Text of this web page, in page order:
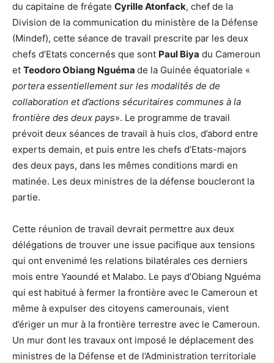
du capitaine de frégate Cyrille Atonfack, chef de la
Division de la communication du ministère de la Défense
(Mindef), cette séance de travail prescrite par les deux
chefs d’Etats concernés que sont Paul Biya du Cameroun
et Teodoro Obiang Nguéma de la Guinée équatoriale «
portera essentiellement sur les modalités de de
collaboration et d’actions sécuritaires communes à la
frontière des deux pays». Le programme de travail
prévoit deux séances de travail à huis clos, d’abord entre
experts demain, et puis entre les chefs d’Etats-majors
des deux pays, dans les mêmes conditions mardi en
matinée. Les deux ministres de la défense boucleront la
partie.
Cette réunion de travail devrait permettre aux deux
délégations de trouver une issue pacifique aux tensions
qui ont envenimé les relations bilatérales ces derniers
mois entre Yaoundé et Malabo. Le pays d’Obiang Nguéma
qui est habitué à fermer la frontière avec le Cameroun et
même à expulser des citoyens camerounais, vient
d’ériger un mur à la frontière terrestre avec le Cameroun.
Un mur dont les travaux ont imposé le déplacement des
ministres de la Défense et de l’Administration territoriale